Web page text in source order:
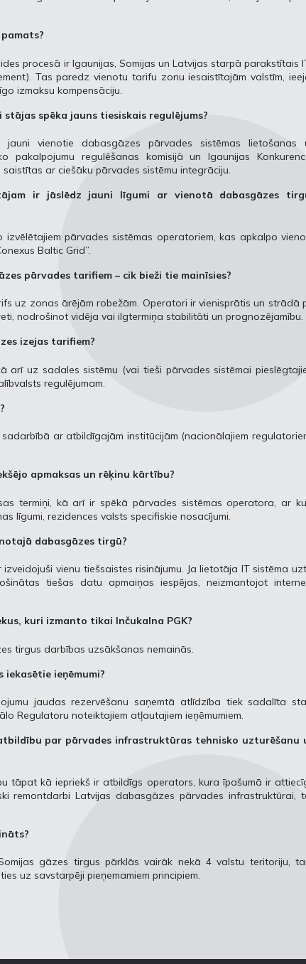
procesā ir Igaunijas, Somijas un Latvijas starpā parakstītais
Tas paredz vienotu tarifu zonu iesaistītajām valstīm,
izmaksu kompensāciju.
spēka jauns tiesiskais regulējums?
vienotie dabasgāzes pārvades sistēmas lietošanas
pakalpojumu regulēšanas komisijā un Igaunijas
ar ciešāku pārvades sistēmu integrāciju.
ir jāslēdz jauni līgumi ar vienotā dabasgāzes
pārvades sistēmas operatoriem, kas apkalpo
Baltic Grid”.
pārvades tarifiem – cik bieži tie mainīsies?
uz zonas ārējām robežām. Operatori ir vienisprātis un strādā
nodrošinot vidēja vai ilgtermiņa stabilitāti un prognozējamību.
izejas tarifiem?
uz sadales sistēmu (vai tieši pārvades sistēmai
regulējumam.
ar atbildīgajām institūcijām (nacionālajiem
apmaksas un rēķinu kārtību?
termiņi, kā arī ir spēkā pārvades sistēmas operatora, ar
līgumi, rezidences valsts specifiskie nosacījumi.
dabasgāzes tirgū?
vienu tiešsaistes risinājumu. Ja lietotāja IT sistēma
tiešas datu apmaiņas iespējas, neizmantojot
kuri izmanto tikai Inčukalna PGK?
tirgus darbības uzsākšanas nemainās.
ieņēmumi?
jaudas rezervēšanu saņemtā atlīdzība tiek sadalīta
Regulatoru noteiktajiem atļautajiem ieņēmumiem.
par pārvades infrastruktūras tehnisko uzturēšanu
tāpat kā iepriekš ir atbildīgs operators, kura īpašumā ir
remontdarbi Latvijas dabasgāzes pārvades infrastruktūrai,
gāzes tirgus pārklās vairāk nekā 4 valstu teritoriju,
uz savstarpēji pieņemamiem principiem.